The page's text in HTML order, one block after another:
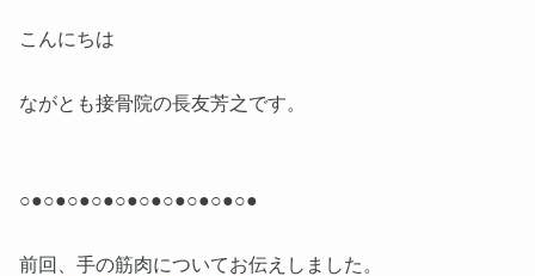
こんにちは
ながとも接骨院の長友芳之です。
○●○●○●○●○●○●○●○●○●○●
前回、手の筋肉についてお伝えしました。